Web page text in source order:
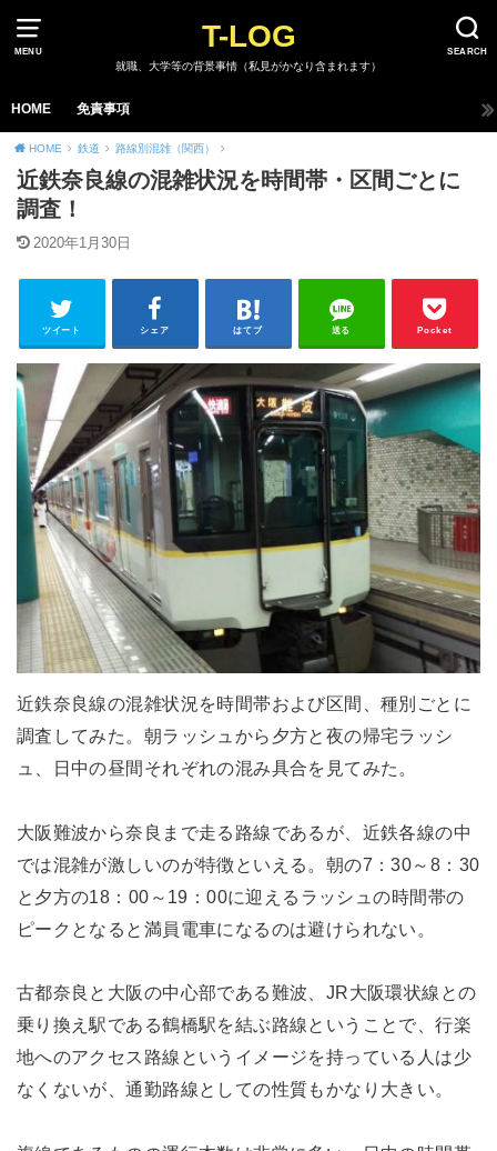
MENU SEARCH
T-LOG
就職、大学等の背景事情（私見がかなり含まれます）
HOME 免責事項
HOME 鉄道 路線別混雑（関西）
近鉄奈良線の混雑状況を時間帯・区間ごとに
調査！
2020年1月30日
ツイート シェア はてブ 送る Pocket
近鉄奈良線の混雑状況を時間帯および区間、種別ごとに
調査してみた。朝ラッシュから夕方と夜の帰宅ラッシ
ュ、日中の昼間それぞれの混み具合を見てみた。
大阪難波から奈良まで走る路線であるが、近鉄各線の中
では混雑が激しいのが特徴といえる。朝の7：30～8：30
と夕方の18：00～19：00に迎えるラッシュの時間帯の
ピークとなると満員電車になるのは避けられない。
古都奈良と大阪の中心部である難波、JR大阪環状線との
乗り換え駅である鶴橋駅を結ぶ路線ということで、行楽
地へのアクセス路線というイメージを持っている人は少
なくないが、通勤路線としての性質もかなり大きい。